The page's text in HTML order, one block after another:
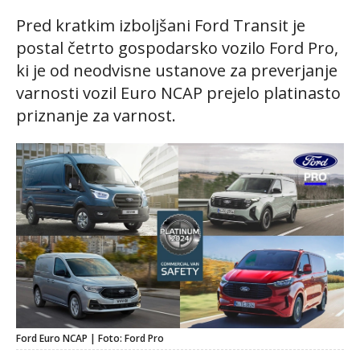
Pred kratkim izboljšani Ford Transit je
postal četrto gospodarsko vozilo Ford Pro,
ki je od neodvisne ustanove za preverjanje
varnosti vozil Euro NCAP prejelo platinasto
priznanje za varnost.
Ford Euro NCAP | Foto: Ford Pro